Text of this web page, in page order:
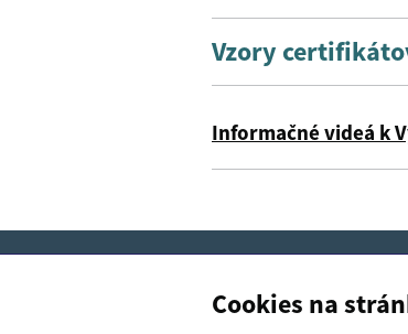
Vzory
Informačné videá k
Cookies na